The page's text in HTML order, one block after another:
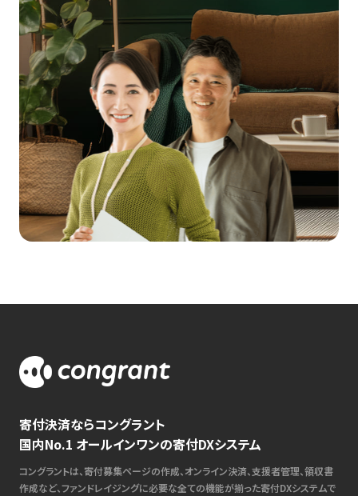
寄付決済ならコングラント
国内No.1 オールインワンの寄付DXシステム
コングラントは、寄付募集ページの作成、オンライン決済、支援者管理、領収書
作成など、ファンドレイジングに必要な全ての機能が揃った寄付DXシステムで